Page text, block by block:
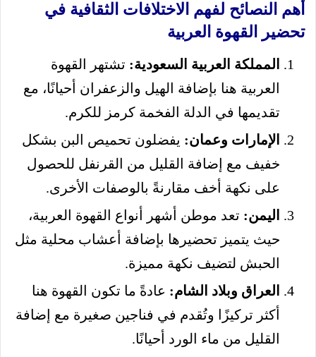
أهم النصائح لفهم الاختلافات الثقافية في
تحضير القهوة العربية
المملكة العربية السعودية: تشتهر القهوة
العربية هنا بإضافة الهيل والزعفران أحيانًا، مع
تقديمها في الدلة الفخمة كرمز للكرم.
الإمارات وعمان: يفضلون تحميص البن بشكل
خفيف مع إضافة القليل من القرنفل للحصول
على نكهة أخف مقارنةً بالوصفات الأخرى.
اليمن: تعد موطن أشهر أنواع القهوة العربية،
حيث يتميز تحضيرها بإضافة أعشاب محلية مثل
الحبش لتضيف نكهة مميزة.
العراق وبلاد الشام: عادةً ما تكون القهوة هنا
أكثر تركيزًا وتُقدم في فناجين صغيرة مع إضافة
القليل من ماء الورد أحيانًا.